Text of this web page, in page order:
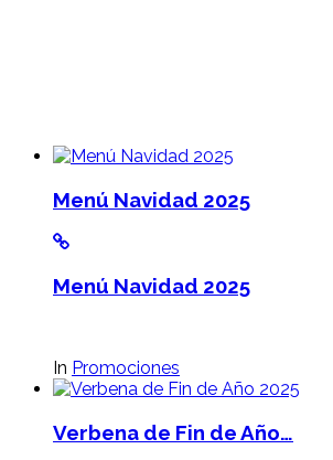
Menú Navidad 2025
Menú Navidad 2025
In Promociones
Verbena de Fin de Año…